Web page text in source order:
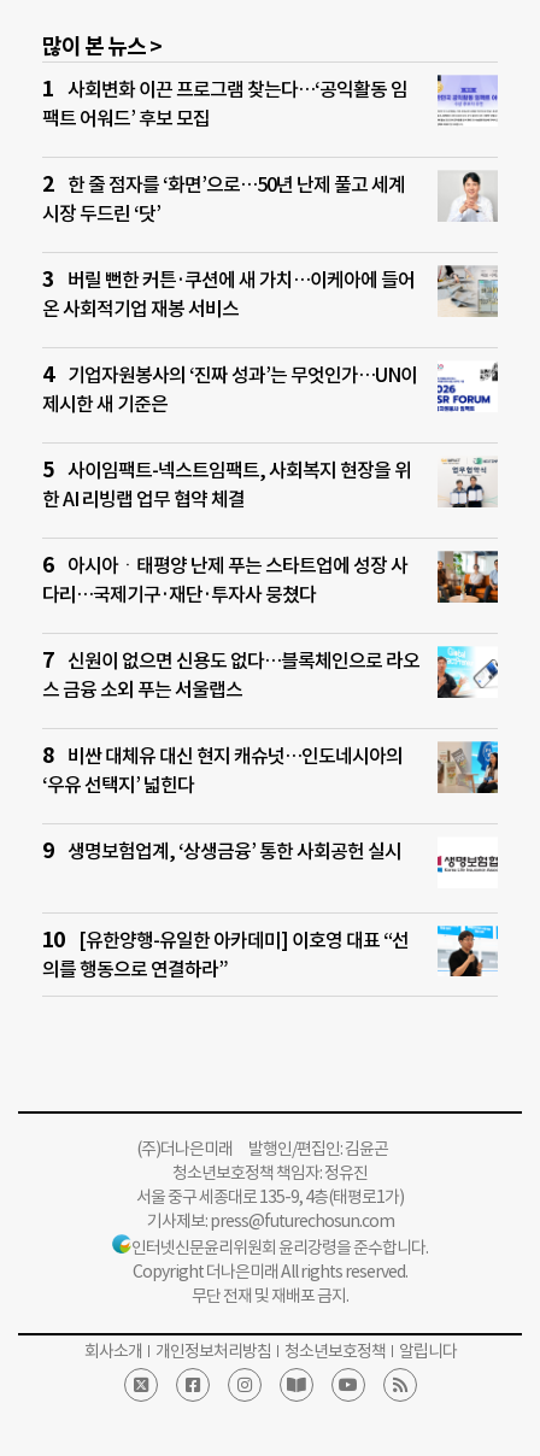
많이 본 뉴스 >
사회변화 이끈 프로그램 찾는다…‘공익활동 임
팩트 어워드’ 후보 모집
한 줄 점자를 ‘화면’으로…50년 난제 풀고 세계
시장 두드린 ‘닷’
버릴 뻔한 커튼·쿠션에 새 가치…이케아에 들어
온 사회적기업 재봉 서비스
기업자원봉사의 ‘진짜 성과’는 무엇인가…UN이
제시한 새 기준은
사이임팩트-넥스트임팩트, 사회복지 현장을 위
한 AI 리빙랩 업무 협약 체결
아시아ㆍ태평양 난제 푸는 스타트업에 성장 사
다리…국제기구·재단·투자사 뭉쳤다
신원이 없으면 신용도 없다…블록체인으로 라오
스 금융 소외 푸는 서울랩스
비싼 대체유 대신 현지 캐슈넛…인도네시아의
‘우유 선택지’ 넓힌다
생명보험업계, ‘상생금융’ 통한 사회공헌 실시
[유한양행-유일한 아카데미] 이호영 대표 “선
의를 행동으로 연결하라”
(주)더나은미래 발행인/편집인: 김윤곤
청소년보호정책 책임자: 정유진
서울 중구 세종대로 135-9, 4층(태평로1가)
기사제보:press@futurechosun.com
인터넷신문윤리위원회 윤리강령을 준수합니다.
Copyright 더나은미래 All rights reserved.
무단 전재 및 재배포 금지.
회사소개 개인정보처리방침 청소년보호정책 알립니다